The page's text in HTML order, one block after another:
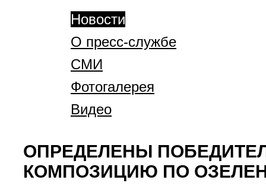
Новости
О пресс-службе
СМИ
Фотогалерея
Видео
ОПРЕДЕЛЕНЫ
КОМПОЗИЦИЮ ПО